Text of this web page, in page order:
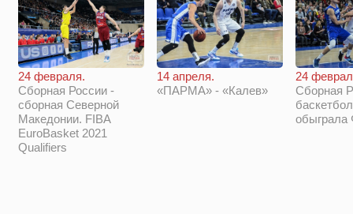
24 февраля.
Сборная России -
сборная Северной
Македонии. FIBA
EuroBasket 2021
Qualifiers
14 апреля.
«ПАРМА» - «Калев»
24
Сборная
обыграла